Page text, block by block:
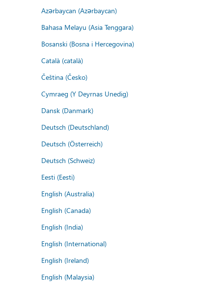
Azərbaycan (Azərbaycan)
Bahasa Melayu (Asia Tenggara)
Bosanski (Bosna i Hercegovina)
Català (català)
Čeština (Česko)
Cymraeg (Y Deyrnas Unedig)
Dansk (Danmark)
Deutsch (Deutschland)
Deutsch (Österreich)
Deutsch (Schweiz)
Eesti (Eesti)
English (Australia)
English (Canada)
English (India)
English (International)
English (Ireland)
English (Malaysia)